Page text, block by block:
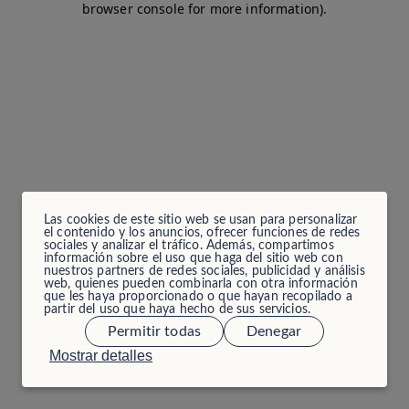
Las cookies de este sitio web se usan para personalizar
el contenido y los anuncios, ofrecer funciones de redes
sociales y analizar el tráfico. Además, compartimos
información sobre el uso que haga del sitio web con
nuestros partners de redes sociales, publicidad y análisis
web, quienes pueden combinarla con otra información
que les haya proporcionado o que hayan recopilado a
partir del uso que haya hecho de sus servicios.
Mostrar detalles
Permitir todas Denegar
browser console for more information).